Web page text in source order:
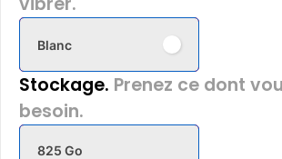
Blanc
Stockage. Prenez ce dont
besoin.
825 Go